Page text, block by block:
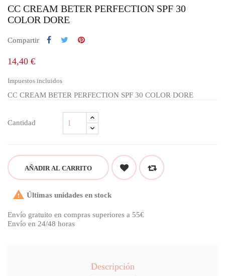
CC CREAM BETER PERFECTION SPF 30
COLOR DORE
Compartir
14,40 €
Impuestos incluidos
CC CREAM BETER PERFECTION SPF 30 COLOR DORE
Cantidad
AÑADIR AL CARRITO
 Últimas unidades en stock
Envío gratuito en compras superiores a 55€
Envío en 24/48 horas
Descripción